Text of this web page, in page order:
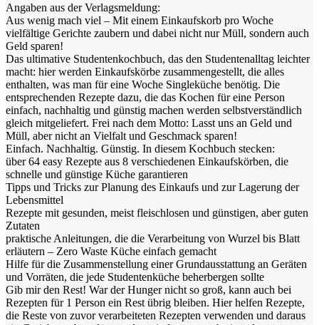
Angaben aus der Verlagsmeldung:
Aus wenig mach viel – Mit einem Einkaufskorb pro Woche
vielfältige Gerichte zaubern und dabei nicht nur Müll, sondern auch
Geld sparen!
Das ultimative Studentenkochbuch, das den Studentenalltag leichter
macht: hier werden Einkaufskörbe zusammengestellt, die alles
enthalten, was man für eine Woche Singleküche benötig. Die
entsprechenden Rezepte dazu, die das Kochen für eine Person
einfach, nachhaltig und günstig machen werden selbstverständlich
gleich mitgeliefert. Frei nach dem Motto: Lasst uns an Geld und
Müll, aber nicht an Vielfalt und Geschmack sparen!
Einfach. Nachhaltig. Günstig. In diesem Kochbuch stecken:
über 64 easy Rezepte aus 8 verschiedenen Einkaufskörben, die
schnelle und günstige Küche garantieren
Tipps und Tricks zur Planung des Einkaufs und zur Lagerung der
Lebensmittel
Rezepte mit gesunden, meist fleischlosen und günstigen, aber guten
Zutaten
praktische Anleitungen, die die Verarbeitung von Wurzel bis Blatt
erläutern – Zero Waste Küche einfach gemacht
Hilfe für die Zusammenstellung einer Grundausstattung an Geräten
und Vorräten, die jede Studentenküche beherbergen sollte
Gib mir den Rest! War der Hunger nicht so groß, kann auch bei
Rezepten für 1 Person ein Rest übrig bleiben. Hier helfen Rezepte,
die Reste von zuvor verarbeiteten Rezepten verwenden und daraus